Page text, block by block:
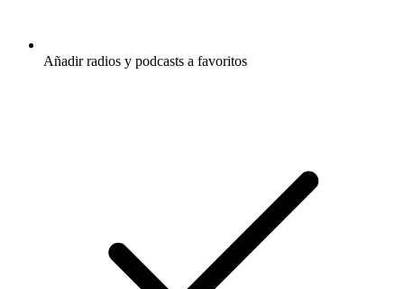
Añadir radios y podcasts a favoritos